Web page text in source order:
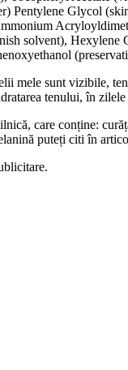
Glycol
solvent),
sunt vizibile,
tenului, în
care conține:
puteți citi în